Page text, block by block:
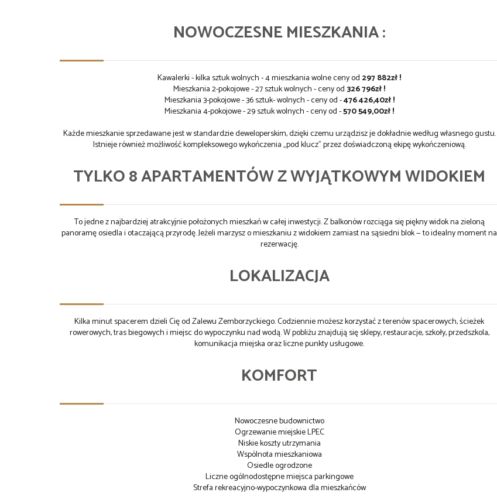
NOWOCZESNE MIESZKANIA :
Kawalerki - kilka sztuk wolnych - 4 mieszkania wolne ceny od 297 882zł !
Mieszkania 2-pokojowe - 27 sztuk wolnych - ceny od326 796zł !
Mieszkania 3-pokojowe - 36 sztuk- wolnych - ceny od -476 426,40zł !
Mieszkania 4-pokojowe - 29 sztuk wolnych - ceny od -570 549,00zł !
Każde mieszkanie sprzedawane jest w standardzie deweloperskim, dzięki czemu urządzisz je dokładnie według własnego gustu.
Istnieje również możliwość kompleksowego wykończenia „pod klucz” przez doświadczoną ekipę wykończeniową.
TYLKO 8 APARTAMENTÓW Z WYJĄTKOWYM WIDOKIEM
To jedne z najbardziej atrakcyjnie położonych mieszkań w całej inwestycji. Z balkonów rozciąga się piękny widok na zieloną
panoramę osiedla i otaczającą przyrodę. Jeżeli marzysz o mieszkaniu z widokiem zamiast na sąsiedni blok — to idealny moment na
rezerwację.
LOKALIZACJA
Kilka minut spacerem dzieli Cię od Zalewu Zemborzyckiego. Codziennie możesz korzystać z terenów spacerowych, ścieżek
rowerowych, tras biegowych i miejsc do wypoczynku nad wodą. W pobliżu znajdują się sklepy, restauracje, szkoły, przedszkola,
komunikacja miejska oraz liczne punkty usługowe.
KOMFORT
Nowoczesne budownictwo
Ogrzewanie miejskie LPEC
Niskie koszty utrzymania
Wspólnota mieszkaniowa
Osiedle ogrodzone
Liczne ogólnodostępne miejsca parkingowe
Strefa rekreacyjno-wypoczynkowa dla mieszkańców